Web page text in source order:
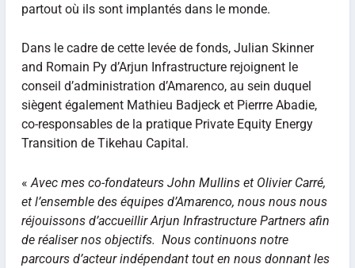
partout où ils sont implantés dans le monde.
Dans le cadre de cette levée de fonds, Julian Skinner
and Romain Py d’Arjun Infrastructure rejoignent le
conseil d’administration d’Amarenco, au sein duquel
siègent également Mathieu Badjeck et Pierrre Abadie,
co-responsables de la pratique Private Equity Energy
Transition de Tikehau Capital.
«Avec mes co-fondateurs John Mullins et Olivier Carré,
et l’ensemble des équipes d’Amarenco, nous nous nous
réjouissons d’accueillir Arjun Infrastructure Partners afin
de réaliser nos objectifs. Nous continuons notre
parcours d’acteur indépendant tout en nous donnant les